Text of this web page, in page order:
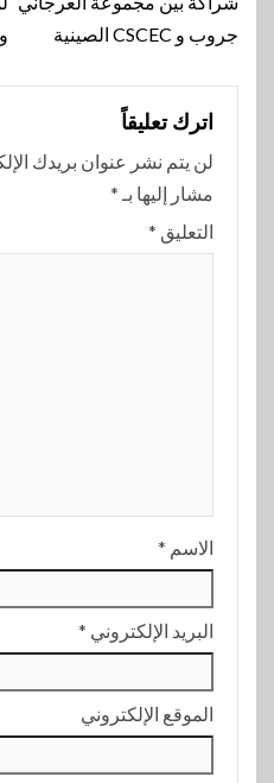
جروب و CSCEC الصينية
اترك تعليقاً
لن يتم نشر عنوان بريدك
مشار إليها بـ *
التعليق *
الاسم *
البريد الإلكتروني *
الموقع الإلكتروني